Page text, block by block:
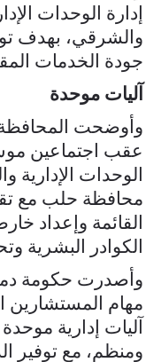
إدارة الوحدات
والشرقي، بهدف
جودة الخدمات
آليات موحدة
وأوضحت
عقب اجتماعين
الوحدات الإدارية
محافظة حلب مع
القائمة وإعداد
الكوادر البشرية
وأصدرت حكومة
مهام المستشارين
آليات إدارية
ومنظم، مع توفير